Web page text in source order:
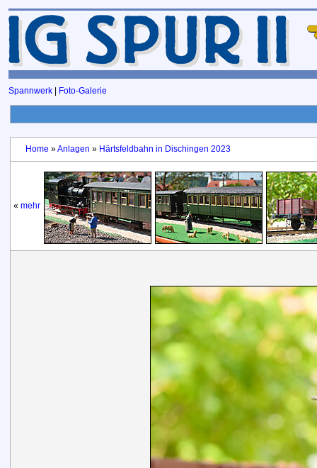
Spannwerk Foto-Galerie
Home »Anlagen » Härtsfeldbahn in Dischingen 2023
« mehr